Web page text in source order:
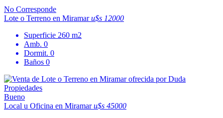
No Corresponde
Lote o Terreno en Miramaru$s 12000
Superficie 260 m2
Amb. 0
Dormit. 0
Baños 0
Bueno
Local u Oficina en Miramaru$s 45000